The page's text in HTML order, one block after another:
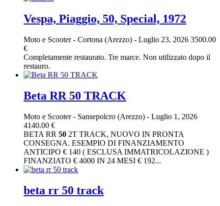
Vespa, Piaggio, 50, Special, 1972
Moto e Scooter- Cortona (Arezzo) - Luglio 23, 2026 3500.00
€
Completamente restaurato. Tre marce. Non utilizzato dopo il
restauro.
Beta RR 50 TRACK
Moto e Scooter- Sansepolcro (Arezzo) - Luglio 1, 2026
4140.00 €
BETA RR 50 2T TRACK, NUOVO IN PRONTA
CONSEGNA. ESEMPIO DI FINANZIAMENTO
ANTICIPO € 140 ( ESCLUSA IMMATRICOLAZIONE )
FINANZIATO € 4000 IN 24 MESI € 192...
beta rr 50 track